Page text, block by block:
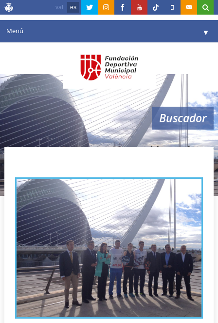
val es
Menú ▼
Agenda
Instalaciones ▼
Comunicación ▼
Valencia en deporte ▼
Reservas
Buscador
master world panel tour